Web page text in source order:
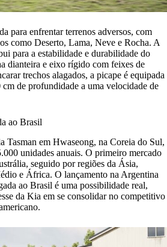
para enfrentar terrenos adversos, com
como Deserto, Lama, Neve e Rocha. A
para a estabilidade e durabilidade do
dianteira e eixo rígido com feixes de
trechos alagados, a picape é equipada
cm de profundidade a uma velocidade de
ao Brasil
Tasman em Hwaseong, na Coreia do Sul,
unidades anuais. O primeiro mercado
seguido por regiões da Ásia,
e África. O lançamento na Argentina
ao Brasil é uma possibilidade real,
da Kia em se consolidar no competitivo